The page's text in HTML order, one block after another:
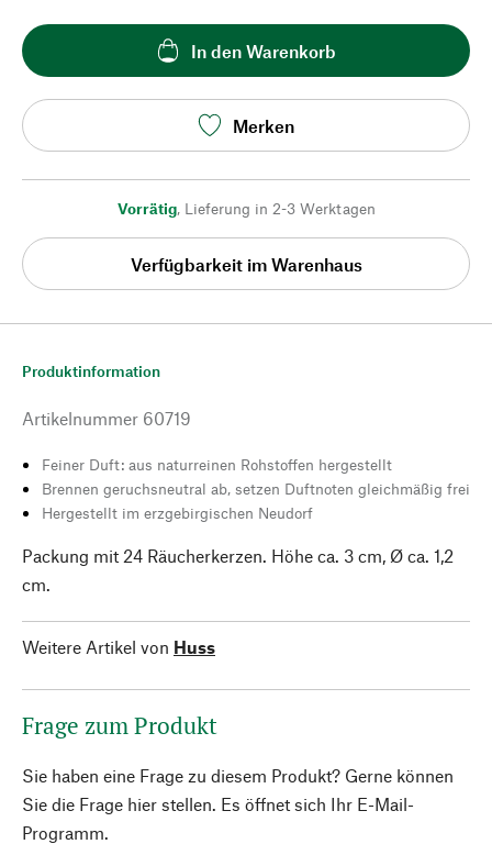
In den Warenkorb
Merken
Vorrätig, Lieferung in 2-3 Werktagen
Verfügbarkeit im Warenhaus
Produktinformation
Artikelnummer 60719
Feiner Duft: aus naturreinen Rohstoffen hergestellt
Brennen geruchsneutral ab, setzen Duftnoten gleichmäßig frei
Hergestellt im erzgebirgischen Neudorf
Packung mit 24 Räucherkerzen. Höhe ca. 3 cm, Ø ca. 1,2
cm.
Weitere Artikel von Huss
Frage zum Produkt
Sie haben eine Frage zu diesem Produkt? Gerne können
Sie die Frage hier stellen. Es öffnet sich Ihr E-Mail-
Programm.